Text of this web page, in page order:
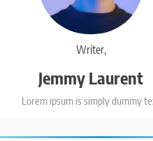
Writer,
Jemmy Laurent
Lorem ipsum is simply dummy